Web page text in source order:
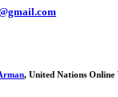
, United Nations Online